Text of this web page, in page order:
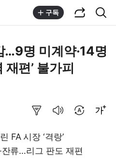
구독
…9명 미계약·14명
재편’ 불가피
FA 시장 ‘격랑’
류…리그 판도 재편